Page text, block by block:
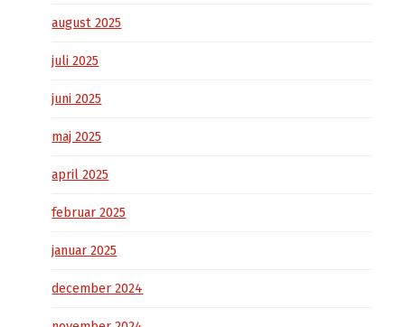
august 2025
juli 2025
juni 2025
maj 2025
april 2025
februar 2025
januar 2025
december 2024